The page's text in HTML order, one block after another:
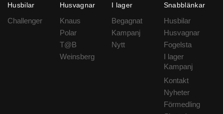
Husbilar
Challenger
Husvagnar
Knaus
Polar
T@B
Weinsberg
I lager
Begagnat
Kampanj
Nytt
Snabblänkar
Husbilar
Husvagnar
Fogelsta
I lager
Kampanj
Kontakt
Nyheter
Förmedling